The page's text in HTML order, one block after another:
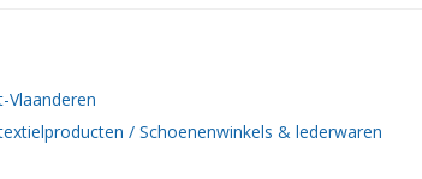
Vlaanderen
/Schoenenwinkels & lederwaren